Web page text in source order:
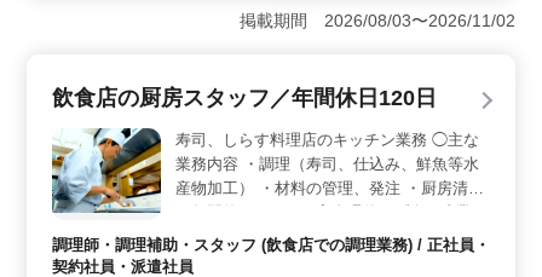
り、しっかり休みを確保しながら働ける環境です。賄い
もあり、日々の負担を抑えながら勤務できます。 ＜
験を活かしながら、厨房でスキルを発揮できる職場で
す。 ＜通勤しやすい環境＞ 杉並町駅から徒歩圏内
で、マイカー通勤も可能です。無料駐車場も完備してお
り、通勤しやすい環境が整っています。
掲載期間 2026/08/03〜2026/11/02
飲食店の厨房スタッフ／年間休日120日
寿司、しらす料理店のキッチン業務 ◯主な
業務内容 ・調理（寿司、仕込み、鮮魚等水
産物加工） ・材料の管理、発注 ・厨房清掃
し ＊交通費支給 これまでの調理経験を活か
せるお仕事です。 ぜひ新しい環境に挑戦し
調理師・調理補助・スタッフ (飲食店での調理業務) / 正社員・
契約社員・派遣社員